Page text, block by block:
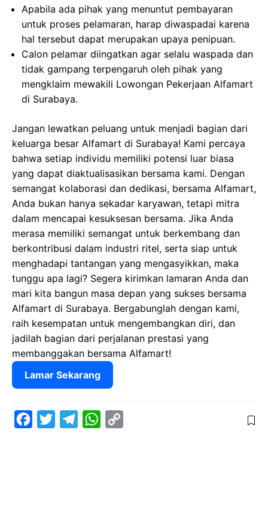
Apabila ada pihak yang menuntut pembayaran
untuk proses pelamaran, harap diwaspadai karena
hal tersebut dapat merupakan upaya penipuan.
Calon pelamar diingatkan agar selalu waspada dan
tidak gampang terpengaruh oleh pihak yang
mengklaim mewakili Lowongan Pekerjaan Alfamart
di Surabaya.
Jangan lewatkan peluang untuk menjadi bagian dari
keluarga besar Alfamart di Surabaya! Kami percaya
bahwa setiap individu memiliki potensi luar biasa
yang dapat diaktualisasikan bersama kami. Dengan
semangat kolaborasi dan dedikasi, bersama Alfamart,
Anda bukan hanya sekadar karyawan, tetapi mitra
dalam mencapai kesuksesan bersama. Jika Anda
merasa memiliki semangat untuk berkembang dan
berkontribusi dalam industri ritel, serta siap untuk
menghadapi tantangan yang mengasyikkan, maka
tunggu apa lagi? Segera kirimkan lamaran Anda dan
mari kita bangun masa depan yang sukses bersama
Alfamart di Surabaya. Bergabunglah dengan kami,
raih kesempatan untuk mengembangkan diri, dan
jadilah bagian dari perjalanan prestasi yang
membanggakan bersama Alfamart!
Lamar Sekarang
W